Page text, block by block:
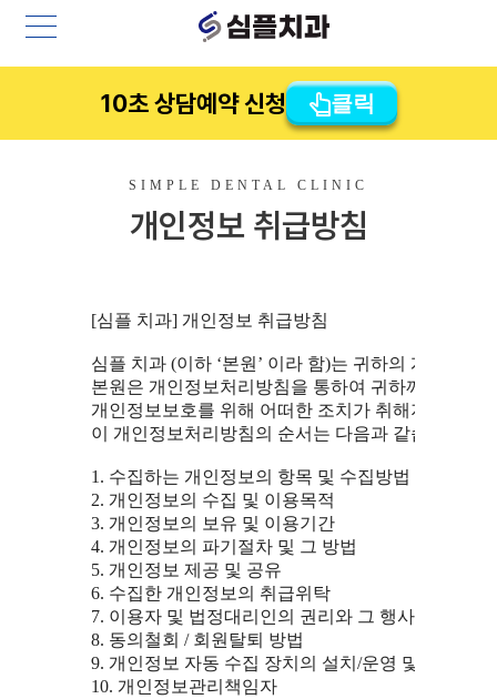
10초 상담예약 신청 클릭
SIMPLE DENTAL CLINIC
개인정보 취급방침
  [심플 치과] 개인정보 취급방침
심플 치과 (이하 ‘본원’ 이라 함)는 귀하의 개인정
본원은 개인정보처리방침을 통하여 귀하께서 제
개인정보보호를 위해 어떠한 조치가 취해지고 있는
  이 개인정보처리방침의 순서는 다음과 같습니다.
  1. 수집하는 개인정보의 항목 및 수집방법
  2. 개인정보의 수집 및 이용목적
  3. 개인정보의 보유 및 이용기간
  4. 개인정보의 파기절차 및 그 방법
  5. 개인정보 제공 및 공유
  6. 수집한 개인정보의 취급위탁
  7. 이용자 및 법정대리인의 권리와 그 행사방법
  8. 동의철회 / 회원탈퇴 방법
9. 개인정보 자동 수집 장치의 설치/운영 및 그 거부
  10. 개인정보관리책임자